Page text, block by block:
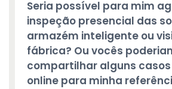
Seria possível para mim
inspeção presencial das
armazém inteligente ou
fábrica? Ou vocês
compartilhar alguns
online para minha